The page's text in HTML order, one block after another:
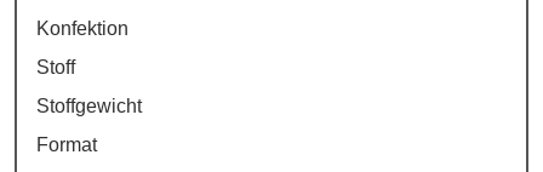
Konfektion
Stoff
Stoffgewicht
Format